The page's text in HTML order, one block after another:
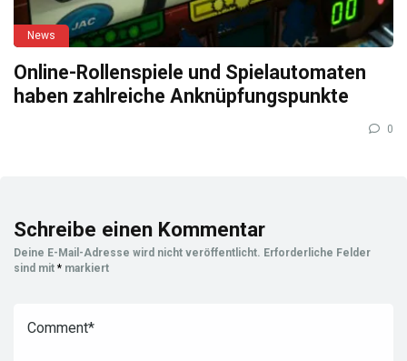
News
Online-Rollenspiele und Spielautomaten
haben zahlreiche Anknüpfungspunkte
0
Schreibe einen Kommentar
Deine E-Mail-Adresse wird nicht veröffentlicht. Erforderliche Felder
sind mit * markiert